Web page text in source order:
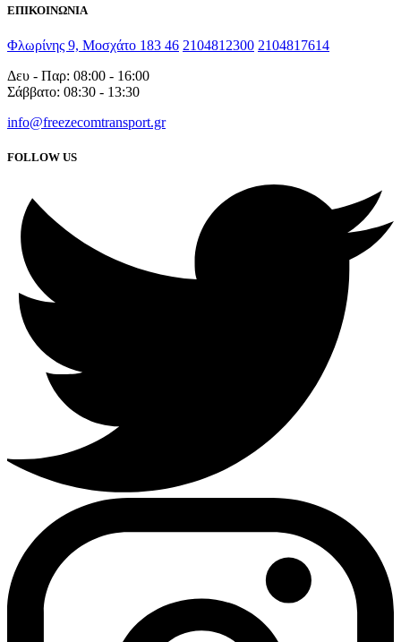
ΕΠΙΚΟΙΝΩΝΙΑ
Φλωρίνης 9, Μοσχάτο 183 46 2104812300 2104817614
Δευ - Παρ: 08:00 - 16:00
Σάββατο: 08:30 - 13:30
info@freezecomtransport.gr
FOLLOW US